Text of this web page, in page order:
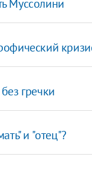
Муссолини
гречки
и "отец"?